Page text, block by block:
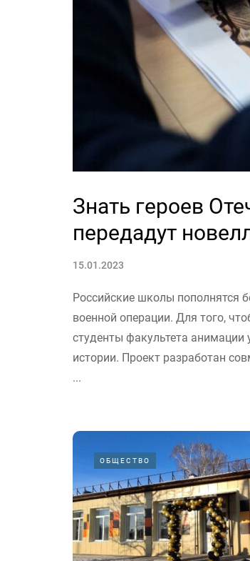
Знать героев
передадут
15.01.2023
Российские школы пополнятся
военной операции. Для того,
студенты факультета анимации
истории. Проект разработан
...
ОБЩЕСТВО